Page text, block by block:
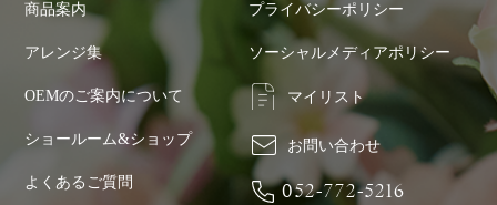
商品案内
アレンジ集
OEMのご案内について
ショールーム&ショップ
よくあるご質問
プライバシーポリシー
ソーシャルメディアポリシー
マイリスト
お問い合わせ
052-772-5216